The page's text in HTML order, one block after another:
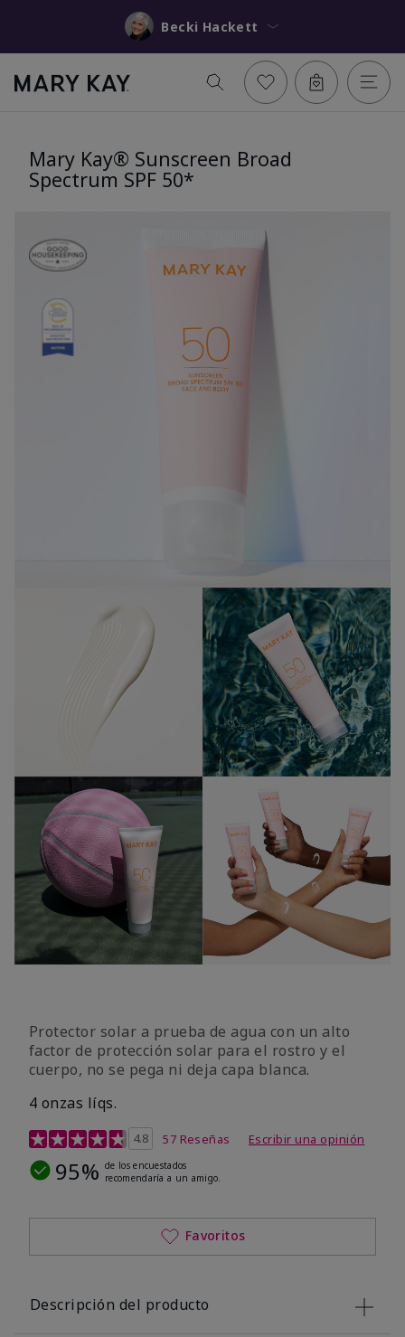
Becki Hackett
Mary Kay® Sunscreen Broad
Spectrum SPF 50*
Protector solar a prueba de agua con un alto
factor de protección solar para el rostro y el
cuerpo, no se pega ni deja capa blanca.
4 onzas líqs.
Calificación de clientes de 4,2 de 5
4.8 57 Reseñas Escribir una opinión
95% de los encuestados
recomendaría a un amigo.
Favoritos
Descripción del producto